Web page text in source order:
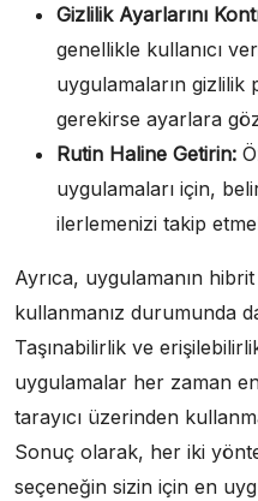
Gizlilik Ayarlarını
genellikle kullanıcı
uygulamaların gizlilik
gerekirse ayarlara
Rutin Haline Getirin:
uygulamaları için,
ilerlemenizi takip
Ayrıca, uygulamanın
kullanmanız durumunda
Taşınabilirlik ve
uygulamalar her zaman
tarayıcı üzerinden
Sonuç olarak, her iki
seçeneğin sizin için en